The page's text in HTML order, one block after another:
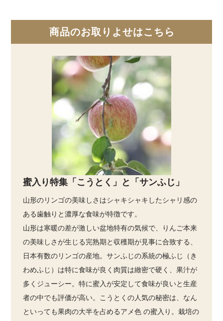
商品のお取りよせはこちら
蜜入り特集「こうとく」と「サンふじ」
山形のリンゴの美味しさはシャキシャキしたシャリ感の
ある歯触りと濃厚な食味が特徴です。
山形は寒暖の差が激しい盆地特有の気候で、りんご本来
の美味しさが生じる完熟期と収穫期が見事に合致する、
日本有数のリンゴの産地。サンふじの系統の極ふじ（き
わめふじ）は特に食味が良く肉質は緻密で硬く、果汁が
多くジューシー。特に蜜入が安定して食味が良いと生産
者の中でも評価が高い。こうとくの人気の秘密は、なん
といっても果肉の大半を占めるアメ色 の蜜入り。栽培の